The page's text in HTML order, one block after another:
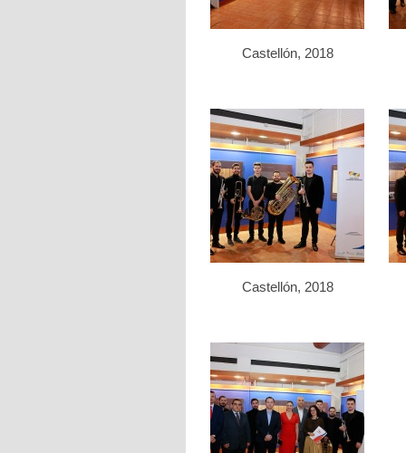
Castellón, 2018
Castellón, 2018